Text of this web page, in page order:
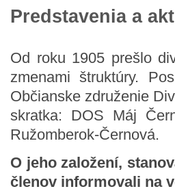
Predstavenia a
Od roku 1905 prešlo
zmenami štruktúry.
Občianske združenie
skratka: DOS Máj
Ružomberok-Černová.
O jeho založení,
členov informovali na